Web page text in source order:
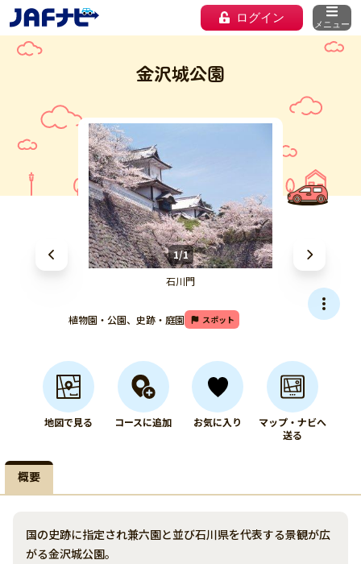
ログイン メニュー
金沢城公園
1/1
石川門
植物園・公園、史跡・庭園 スポット
地図で見る コースに追加 お気に入り
マップ・ナビへ
送る
概要
国の史跡に指定され兼六園と並び石川県を代表する景観が広
がる金沢城公園。